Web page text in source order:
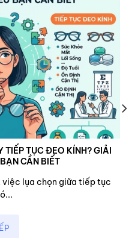
TIẾP TỤC ĐEO KÍNH? GIẢI
CẦN BIẾT
lụa chọn giữa tiếp tục